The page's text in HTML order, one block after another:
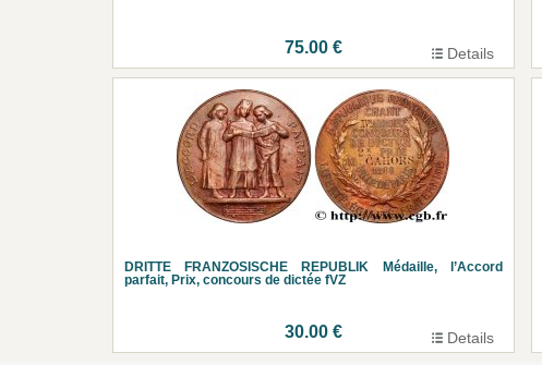
75.00 € Details
DRITTE FRANZOSISCHE REPUBLIK Médaille, l’Accord
parfait, Prix, concours de dictée fVZ
30.00 € Details